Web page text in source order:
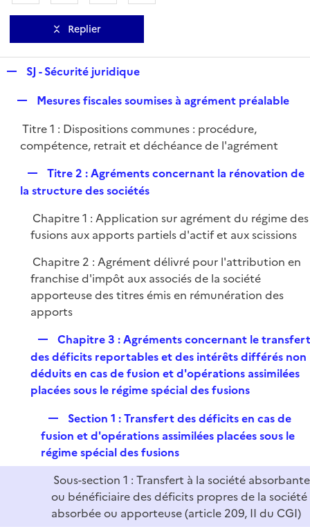
Replier
p
e
SJ - Sécurité juridique
p
l
r
Mesures fiscales soumises à agrément préalable
Titre 1 : Dispositions communes : procédure,
compétence, retrait et déchéance de l'agrément
e
l
i
e
Titre 2 : Agréments concernant la rénovation de
la structure des sociétés
Chapitre 1 : Application sur agrément du régime des
fusions aux apports partiels d'actif et aux scissions
Chapitre 2 : Agrément délivré pour l'attribution en
franchise d'impôt aux associés de la société
apporteuse des titres émis en rémunération des
apports
e
p
l
e
r
Chapitre 3 : Agréments concernant le
des déficits reportables et des intérêts différés non
déduits en cas de fusion et d'opérations assimilées
placées sous le régime spécial des fusions
e
p
l
i
e
r
Section 1 : Transfert des déficits en cas de
fusion et d'opérations assimilées placées sous le
régime spécial des fusions
Sous-section 1 : Transfert à la société absorbante
ou bénéficiaire des déficits propres de la société
absorbée ou apporteuse (article 209, II du CGI)